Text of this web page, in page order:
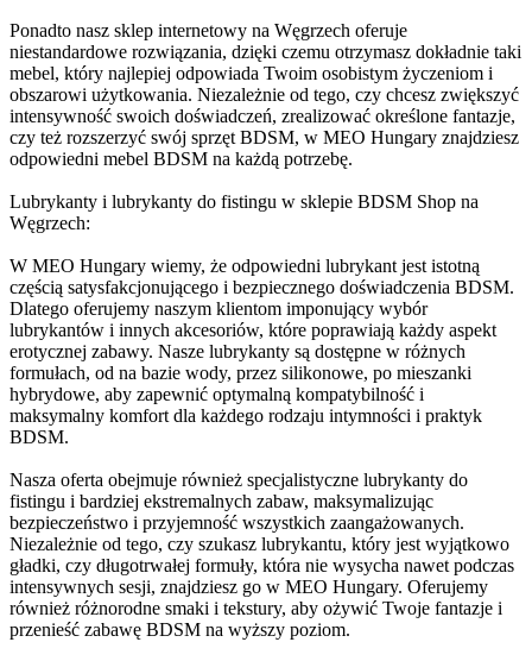
Ponadto nasz sklep internetowy na Węgrzech oferuje
niestandardowe rozwiązania, dzięki czemu otrzymasz dokładnie taki
mebel, który najlepiej odpowiada Twoim osobistym życzeniom i
obszarowi użytkowania. Niezależnie od tego, czy chcesz zwiększyć
intensywność swoich doświadczeń, zrealizować określone fantazje,
czy też rozszerzyć swój sprzęt BDSM, w MEO Hungary znajdziesz
odpowiedni mebel BDSM na każdą potrzebę.
Lubrykanty i lubrykanty do fistingu w sklepie BDSM Shop na
Węgrzech:
W MEO Hungary wiemy, że odpowiedni lubrykant jest istotną
częścią satysfakcjonującego i bezpiecznego doświadczenia BDSM.
Dlatego oferujemy naszym klientom imponujący wybór
lubrykantów i innych akcesoriów, które poprawiają każdy aspekt
erotycznej zabawy. Nasze lubrykanty są dostępne w różnych
formułach, od na bazie wody, przez silikonowe, po mieszanki
hybrydowe, aby zapewnić optymalną kompatybilność i
maksymalny komfort dla każdego rodzaju intymności i praktyk
BDSM.
Nasza oferta obejmuje również specjalistyczne lubrykanty do
fistingu i bardziej ekstremalnych zabaw, maksymalizując
bezpieczeństwo i przyjemność wszystkich zaangażowanych.
Niezależnie od tego, czy szukasz lubrykantu, który jest wyjątkowo
gładki, czy długotrwałej formuły, która nie wysycha nawet podczas
intensywnych sesji, znajdziesz go w MEO Hungary. Oferujemy
również różnorodne smaki i tekstury, aby ożywić Twoje fantazje i
przenieść zabawę BDSM na wyższy poziom.